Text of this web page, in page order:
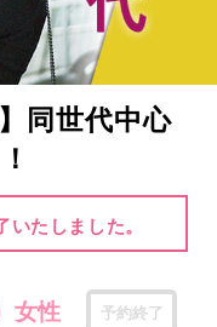
同世代中心
たしました。
女性 予約終了